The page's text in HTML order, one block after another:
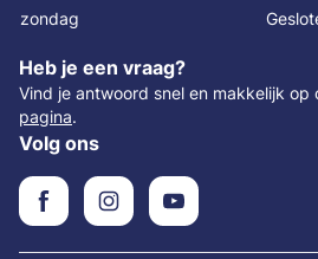
zondag
Heb je een vraag?
Vind je antwoord snel en makkelijk op
pagina.
Volg ons